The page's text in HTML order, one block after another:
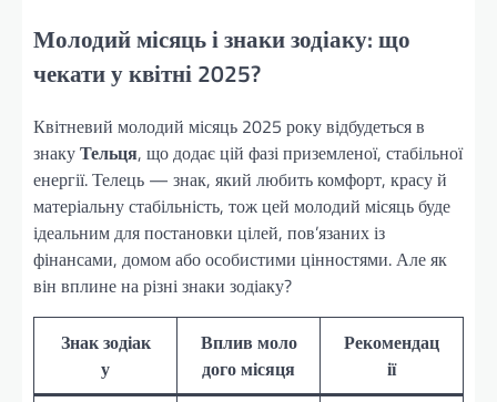
Молодий місяць і знаки зодіаку: що
чекати у квітні 2025?
Квітневий молодий місяць 2025 року відбудеться в
знакуТельця, що додає цій фазі приземленої, стабільної
енергії. Телець — знак, який любить комфорт, красу й
матеріальну стабільність, тож цей молодий місяць буде
ідеальним для постановки цілей, пов’язаних із
фінансами, домом або особистими цінностями. Але як
він вплине на різні знаки зодіаку?
Знак зодіак
у
Вплив моло
дого місяця
Рекомендац
ії